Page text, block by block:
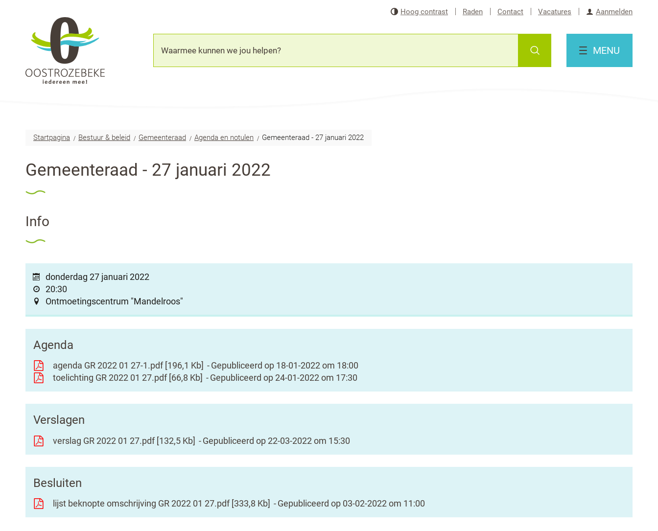
Hoog contrast Raden Contact Vacatures Aanmelden
Oostrozebeke
kunnen
MENU
Startpagina Bestuur & beleid Gemeenteraad Agenda en notulen Gemeenteraad - 27 januari 2022
Gemeenteraad - 27 januari 2022
Info
donderdag 27 januari 2022
20:30
Ontmoetingscentrum "Mandelroos"
Agenda
agenda GR 2022 01 27-1.pdf 196,1 Kb Gepubliceerd op 18-01-2022 om 18:00
toelichting GR 2022 01 27.pdf 66,8 Kb Gepubliceerd op24-01-2022 om 17:30
Verslagen
verslag GR 2022 01 27.pdf 132,5 Kb Gepubliceerd op22-03-2022 om 15:30
Besluiten
lijst beknopte omschrijving GR 2022 01 27.pdf 333,8 Kb Gepubliceerd op 03-02-2022 om 11:00